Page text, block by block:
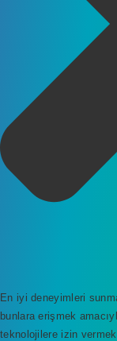
En iyi deneyimleri
bunlara erişmek
teknolojilere izin